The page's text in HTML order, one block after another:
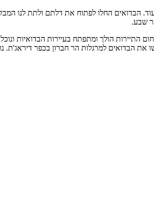
הבדואים החלו לפתוח את דלתם ולתת לנו
הולך ומתפתח בעיירות הבדואיות ונוכל
הבדואים למרגלות הר חברון בכפר דיראג'ת.